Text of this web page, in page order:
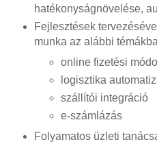
hatékonyságnövelése,
Fejlesztések
munka az alábbi
online fizetési
logisztika
szállítói integráció
e-számlázás
Folyamatos üzleti